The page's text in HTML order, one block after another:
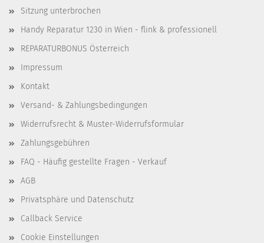
Sitzung unterbrochen
Handy Reparatur 1230 in Wien - flink & professionell
REPARATURBONUS Österreich
Impressum
Kontakt
Versand- & Zahlungsbedingungen
Widerrufsrecht & Muster-Widerrufsformular
Zahlungsgebühren
FAQ - Häufig gestellte Fragen - Verkauf
AGB
Privatsphäre und Datenschutz
Callback Service
Cookie Einstellungen